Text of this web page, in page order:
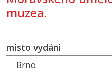
muzea.
místo vydání
Brno